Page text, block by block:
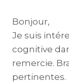
Bonjour,
Je suis
cognitive
remercie.
pertinentes.